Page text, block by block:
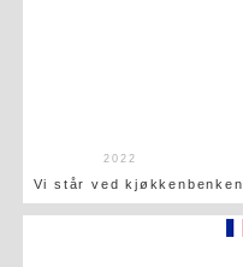
2022
Vi står ved kjøkkenbenken